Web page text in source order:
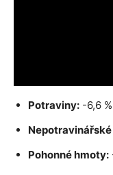
Potraviny: -6,6 %
Pohonné hmoty: